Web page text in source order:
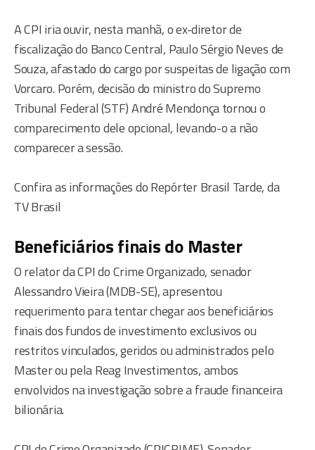
A CPI iria ouvir, nesta manhã, o ex-diretor de
fiscalização do Banco Central, Paulo Sérgio Neves de
Souza, afastado do cargo por suspeitas de ligação com
Vorcaro. Porém, decisão do ministro do Supremo
Tribunal Federal (STF) André Mendonça tornou o
comparecimento dele opcional, levando-o a não
comparecer a sessão.
Confira as informações do Repórter Brasil Tarde, da
TV Brasil
Beneficiários finais do Master
O relator da CPI do Crime Organizado, senador
Alessandro Vieira (MDB-SE), apresentou
requerimento para tentar chegar aos beneficiários
finais dos fundos de investimento exclusivos ou
restritos vinculados, geridos ou administrados pelo
Master ou pela Reag Investimentos, ambos
envolvidos na investigação sobre a fraude financeira
bilionária.